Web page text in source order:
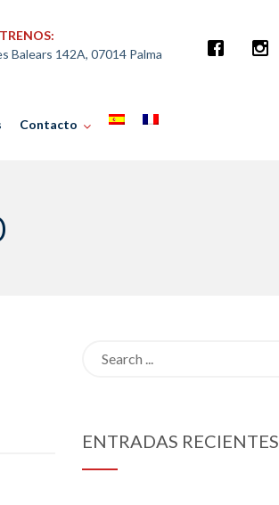
Balears 142A, 07014 Palma
Contacto
ENTRADAS RECIENTES